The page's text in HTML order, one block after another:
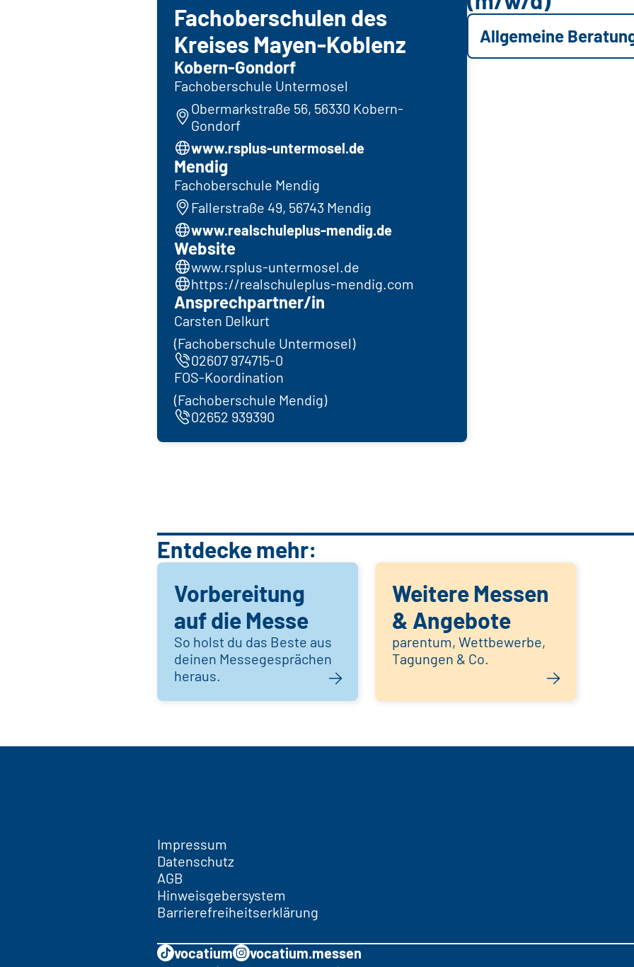
Fachoberschulen des
Kreises Mayen-Koblenz
Kobern-Gondorf
Fachoberschule Untermosel
Obermarkstraße 56, 56330 Kobern-
Gondorf
www.rsplus-untermosel.de
Mendig
Fachoberschule Mendig
Fallerstraße 49, 56743 Mendig
www.realschuleplus-mendig.de
Website
www.rsplus-untermosel.de
https://realschuleplus-mendig.com
Ansprechpartner/in
Carsten Delkurt
(Fachoberschule Untermosel)
02607 974715-0
FOS-Koordination
(Fachoberschule Mendig)
02652 939390
Allgemeine
Entdecke mehr:
Vorbereitung
auf die Messe
So holst du das Beste aus
deinen Messegesprächen
heraus.
Weitere Messen
& Angebote
parentum, Wettbewerbe,
Tagungen & Co.
Impressum
Datenschutz
AGB
Hinweisgebersystem
Barrierefreiheitserklärung
vocatium
vocatium.messen